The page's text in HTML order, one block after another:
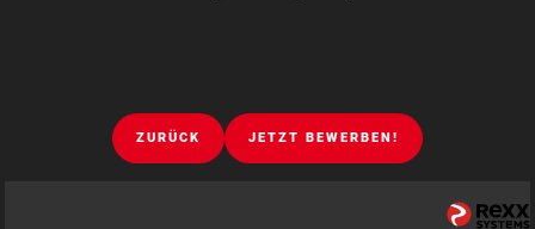
ZURÜCK JETZT BEWERBEN!